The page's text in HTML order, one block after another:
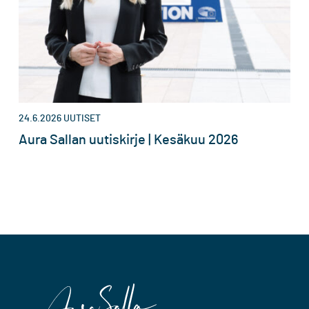
24.6.2026 UUTISET
Aura Sallan uutiskirje | Kesäkuu 2026